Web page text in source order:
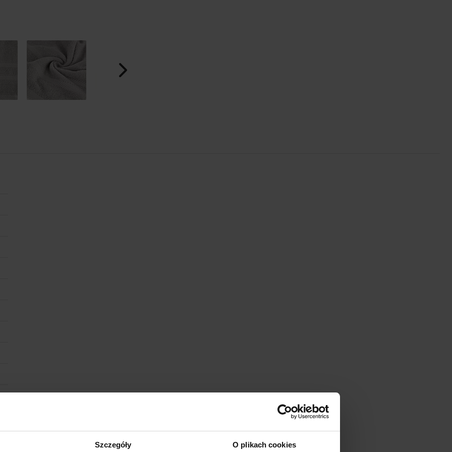
Szczegóły O plikach cookies